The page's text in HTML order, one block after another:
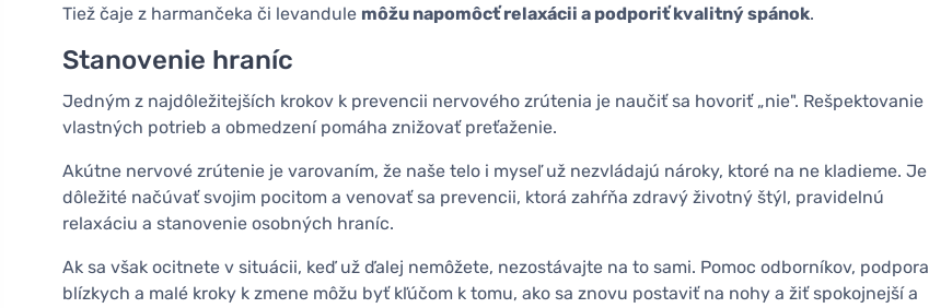
Tiež čaje z harmančeka či levandule môžu napomôcť relaxácii a podporiť kvalitný spánok.
Stanovenie hraníc
Jedným z najdôležitejších krokov k prevencii nervového zrútenia je naučiť sa hovoriť „nie". Rešpektovanie
vlastných potrieb a obmedzení pomáha znižovať preťaženie.
Akútne nervové zrútenie je varovaním, že naše telo i myseľ už nezvládajú nároky, ktoré na ne kladieme. Je
dôležité načúvať svojim pocitom a venovať sa prevencii, ktorá zahŕňa zdravý životný štýl, pravidelnú
relaxáciu a stanovenie osobných hraníc.
Ak sa však ocitnete v situácii, keď už ďalej nemôžete, nezostávajte na to sami. Pomoc odborníkov, podpora
blízkych a malé kroky k zmene môžu byť kľúčom k tomu, ako sa znovu postaviť na nohy a žiť spokojnejší a